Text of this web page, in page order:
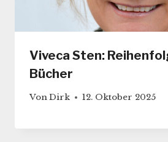
Viveca Sten:
Bücher
VonDirk 12. Oktober 2025